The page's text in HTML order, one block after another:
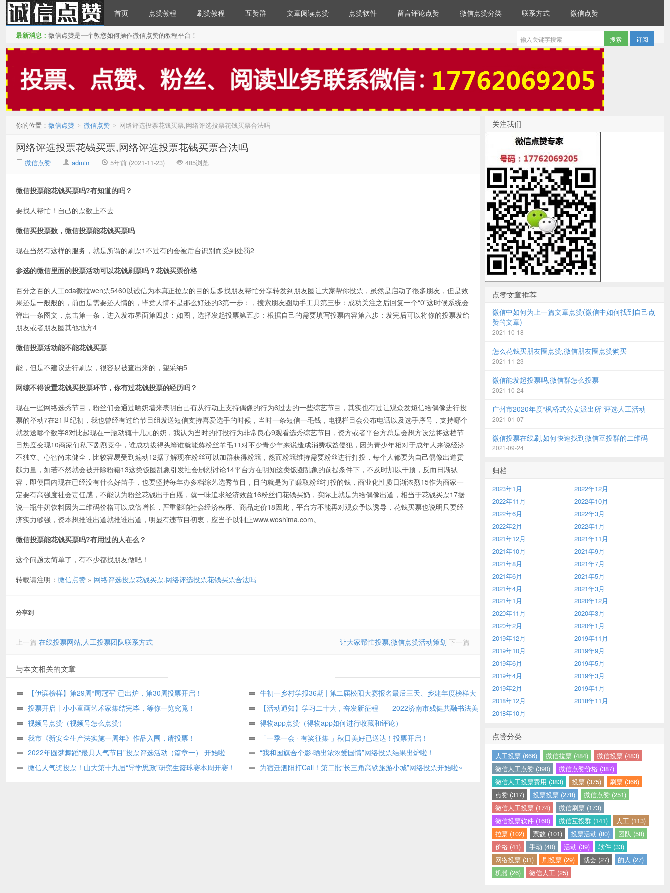
微信点赞
首页 点赞教程 刷赞教程 互赞群 文章阅读点赞 点赞软件 留言评论点赞 微信点赞分类 联系方式 微信点赞
订阅
最新消息： 微信点赞是一个教您如何操作微信点赞的教程平台！
你的位置： 微信点赞 > 微信点赞 > 网络评选投票花钱买票,网络评选投票花钱买票合法吗
网络评选投票花钱买票,网络评选投票花钱买票合法吗
微信点赞 admin 5年前 (2021-11-23) 485浏览
微信投票能花钱买票吗?有知道的吗？
要找人帮忙！自己的票数上不去
微信买投票数，微信投票能花钱买票吗
现在当然有这样的服务，就是所谓的刷票1不过有的会被后台识别而受到处罚2
参选的微信里面的投票活动可以花钱刷票吗？花钱买票价格
百分之百的人工cda微拉wen票5460以诚信为本真正拉票的目的是多找朋友帮忙分享转发到朋友圈让大家帮你投票，虽然是启动了很多朋友，但是效
果还是一般般的，前面是需要还人情的，毕竟人情不是那么好还的3第一步：，搜索朋友圈助手工具第三步：成功关注之后回复一个“0”这时候系统会
弹出一条图文，点击第一条，进入发布界面第四步：如图，选择发起投票第五步：根据自己的需要填写投票内容第六步：发完后可以将你的投票发给
朋友或者朋友圈其他地方4
微信投票活动能不能花钱买票
能，但是不建议进行刷票，很容易被查出来的，望采纳5
网综不得设置花钱买投票环节，你有过花钱投票的经历吗？
现在一些网络选秀节目，粉丝们会通过晒奶墙来表明自己有从行动上支持偶像的行为6过去的一些综艺节目，其实也有过让观众发短信给偶像进行投
票的举动7在21世纪初，我也曾经有过给节目组发送短信支持喜爱选手的时候，当时一条短信一毛钱，电视栏目会公布电话以及选手序号，支持哪个
就发送哪个数字8对比起现在一瓶动辄十几元的奶，我认为当时的打投行为非常良心9观看选秀综艺节目，资方或者平台方总是会想方设法将这档节
目热度变现10商家们私下剧烈竞争，谁成功拔得头筹谁就能薅粉丝羊毛11对不少青少年来说造成消费权益侵犯，因为青少年相对于成年人来说经济
不独立、心智尚未健全，比较容易受到煽动12据了解现在粉丝可以加群获得粉籍，然而粉籍维持需要粉丝进行打投，每个人都要为自己偶像出道贡
献力量，如若不然就会被开除粉籍13这类饭圈乱象引发社会剧烈讨论14平台方在明知这类饭圈乱象的前提条件下，不及时加以干预，反而日渐纵
容，即便国内现在已经没有什么好苗子，也要坚持每年办多档综艺选秀节目，目的就是为了赚取粉丝打投的钱，商业化性质日渐浓烈15作为商家一
定要有高强度社会责任感，不能认为粉丝花钱出于自愿，就一味追求经济效益16粉丝们花钱买奶，实际上就是为给偶像出道，相当于花钱买票17据
说一瓶牛奶饮料因为二维码价格可以成倍增长，严重影响社会经济秩序、商品定价18因此，平台方不能再对观众予以诱导，花钱买票也说明只要经
济实力够强，资本想推谁出道就推谁出道，明显有违节目初衷，应当予以制止www.woshima.com。
微信投票能花钱买票吗?有用过的人在么？
这个问题太简单了，有不少都找朋友做吧！
转载请注明： 微信点赞 » 网络评选投票花钱买票,网络评选投票花钱买票合法吗
分享到
上一篇 在线投票网站,人工投票团队联系方式 让大家帮忙投票,微信点赞活动策划 下一篇
与本文相关的文章
【伊滨榜样】第29周“周冠军”已出炉，第30周投票开启！
牛初一乡村学报36期 | 第二届松阳大赛报名最后三天、乡建年度榜样大
众投票进行中
投票开启丨小小童画艺术家集结完毕，等你一览究竟！
【活动通知】学习二十大，奋发新征程——2022济南市残健共融书法美
术作品展投票评选
视频号点赞（视频号怎么点赞）
得物app点赞（得物app如何进行收藏和评论）
我市《新安全生产法实施一周年》作品入围，请投票！
「一季一会 · 有奖征集 」秋日美好已送达！投票开启！
2022年圆梦舞蹈“最具人气节目”投票评选活动（篇章一） 开始啦
“我和国旗合个影·晒出浓浓爱国情”网络投票结果出炉啦！
微信人气奖投票！山大第十九届“导学思政”研究生篮球赛本周开赛！
为宿迁泗阳打Call！第二批“长三角高铁旅游小城”网络投票开始啦~
关注我们
点赞文章推荐
微信中如何为上一篇文章点赞(微信中如何找到自己点
赞的文章)
2021-10-18
怎么花钱买朋友圈点赞,微信朋友圈点赞购买
2021-11-23
微信能发起投票吗,微信群怎么投票
2021-10-24
广州市2020年度“枫桥式公安派出所”评选人工活动
2021-01-07
微信投票在线刷,如何快速找到微信互投群的二维码
2021-09-24
归档
2023年1月
2022年12月
2022年11月
2022年10月
2022年6月
2022年3月
2022年2月
2022年1月
2021年12月
2021年11月
2021年10月
2021年9月
2021年8月
2021年7月
2021年6月
2021年5月
2021年4月
2021年3月
2021年1月
2020年12月
2020年11月
2020年3月
2020年2月
2020年1月
2019年12月
2019年11月
2019年10月
2019年9月
2019年6月
2019年5月
2019年4月
2019年3月
2019年2月
2019年1月
2018年12月
2018年11月
2018年10月
点赞分类
人工投票 (666) 微信拉票 (484)
微信投票 (483)
微信人工点赞 (390)
微信点赞价格 (387)
微信人工投票费用 (383)
投票 (375)
刷票 (366)
点赞 (317)
投票投票 (278)
微信点赞 (251)
微信人工投票 (174)
微信刷票 (173)
微信投票软件 (160)
微信互投群 (141)
人工 (113)
拉票 (102)
票数 (101) 投票活动 (80)
团队 (58)
价格 (41)
手动 (40) 活动 (39)
软件 (33)
网络投票 (31)
刷投票 (29) 就会 (27)
的人 (27)
机器 (26)
微信人工 (25)